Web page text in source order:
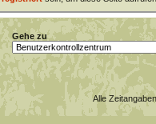
Gehe zu
Alle